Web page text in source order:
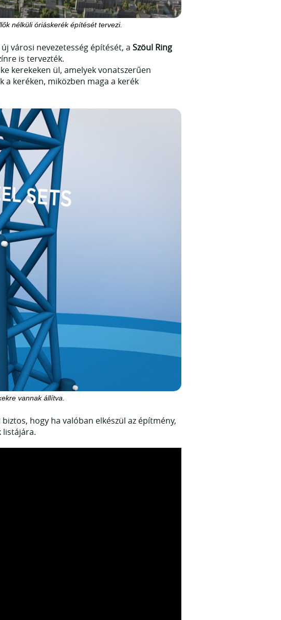
nélküli óriáskerék építését tervezi.
városi nevezetesség építését, a Szöul Ring
is tervezték.
kerekeken ül, amelyek vonatszerűen
a keréken, miközben maga a kerék
vannak állítva.
hogy ha valóban elkészül az építmény,
listájára.